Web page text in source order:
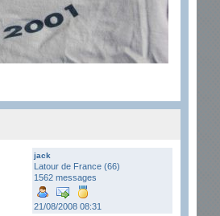
jack
Latour de France (66)
1562 messages
21/08/2008 08:31